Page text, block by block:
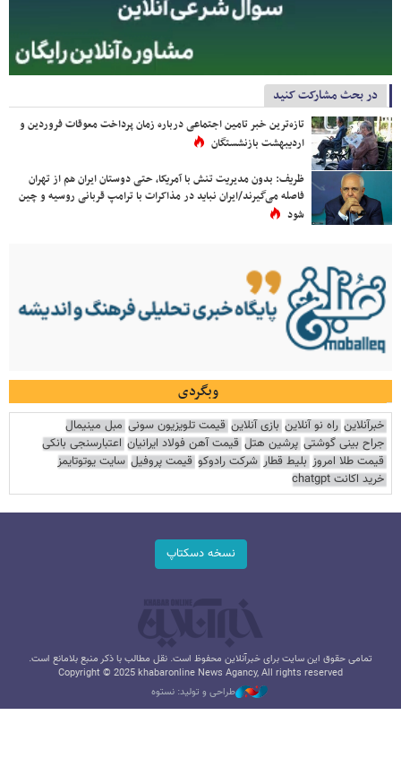
در بحث مشارکت کنید
تازه‌ترین خبر تامین اجتماعی درباره زمان پرداخت معوقات فروردین و
اردیبهشت بازنشستگان
ظریف: بدون مدیریت تنش با آمریکا، حتی دوستان ایران هم از تهران
فاصله می‌گیرند/ایران نباید در مذاکرات با ترامپ قربانی روسیه و چین
شود
وبگردی
خبرآنلاین راه نو آنلاین بازی آنلاین قیمت تلویزیون سونی مبل مینیمال
جراح بینی گوشتی پرشین هتل قیمت آهن فولاد ایرانیان اعتبارسنجی بانکی
قیمت طلا امروز بلیط قطار شرکت رادوکو قیمت پروفیل سایت یوتوتایمز
خرید اکانت chatgpt
نسخه دسکتاپ
تمامی حقوق این سایت برای خبرآنلاین محفوظ است. نقل مطالب با ذکر منبع بلامانع است.
Copyright © 2025 khabaronline News Agancy, All rights reserved
طراحی و تولید: نستوه